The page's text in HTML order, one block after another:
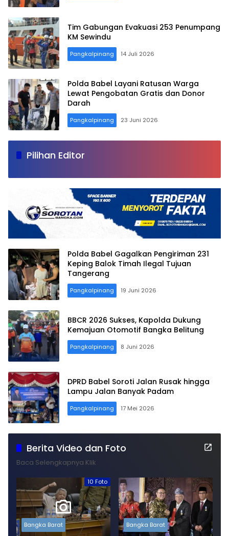
Tim Gabungan Evakuasi 253 Penumpang
KM Sewindu
Pangkalpinang 14 Juli 2026
Polda Babel Layani Ratusan Warga
Lewat Pengobatan Gratis dan Donor
Darah
Pangkalpinang 23 Juni 2026
Pilihan Editor
Polda Babel Gagalkan Pengiriman 231
Keping Balok Timah Ilegal Tujuan
Tangerang
Pangkalpinang 19 Juni 2026
BBCR 2026 Sukses, Kapolda Dukung
Kemajuan Otomotif Bangka Belitung
Pangkalpinang 8 Juni 2026
DPRD Babel Soroti Jalan Rusak hingga
Lampu Jalan Banyak Padam
Pangkalpinang 17 Mei 2026
Berita Video dan Foto
Baca Selengkapnya Klik
10 Foto
Bangka Barat Bangka Barat